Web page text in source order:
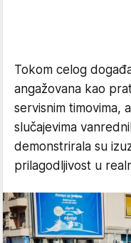
Tokom celog
angažovana kao
servisnim timovima,
slučajevima
demonstrirala su
prilagodljivost u